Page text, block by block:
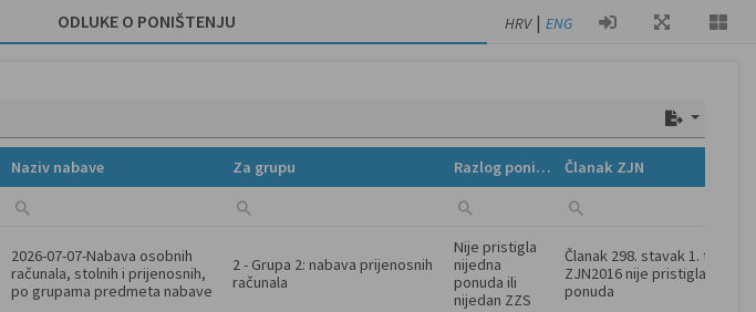
ODLUKE O PONIŠTENJU HRV | ENG
Naziv nabave Za grupu Razlog poništenja Članak ZJN
2026-07-07-Nabava osobnih
računala, stolnih i prijenosnih,
po grupama predmeta nabave
2 - Grupa 2: nabava prijenosnih
računala
Nije pristigla
nijedna
ponuda ili
nijedan ZZS
Članak 298. stavak 1. točka 7.
ZJN2016 nije pristigla nijedna
ponuda